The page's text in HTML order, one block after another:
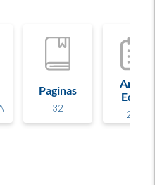
Paginas
32
Ano de
Edição
2026